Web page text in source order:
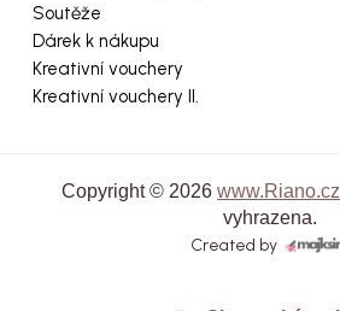
Soutěže
Dárek k nákupu
Kreativní vouchery
Kreativní vouchery II.
Copyright © 2026 www.Riano.cz
vyhrazena.
Created by